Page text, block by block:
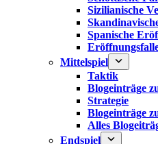
Sizilianische
Spanische
Mittelspiel
Taktik
Blogeinträge
Strategie
Blogeinträge
Alles
Endspiel